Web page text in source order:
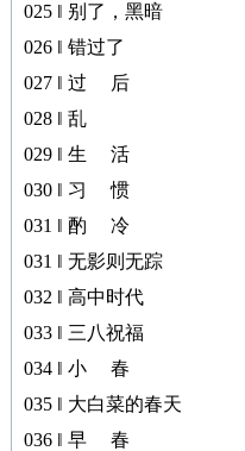
025 ‖ 别了，黑暗
026 ‖ 错过了
027 ‖ 过 后
028 ‖ 乱
029 ‖ 生 活
030 ‖ 习 惯
031 ‖ 酌 冷
031 ‖ 无影则无踪
032 ‖ 高中时代
033 ‖ 三八祝福
034 ‖ 小 春
035 ‖ 大白菜的春天
036 ‖ 早 春